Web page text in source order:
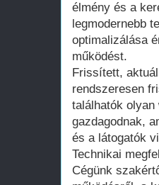
élmény és a
legmodernebb
optimalizálása
működést.
Frissített,
rendszeresen
találhatók
gazdagodnak,
és a látogatók
Technikai
Cégünk